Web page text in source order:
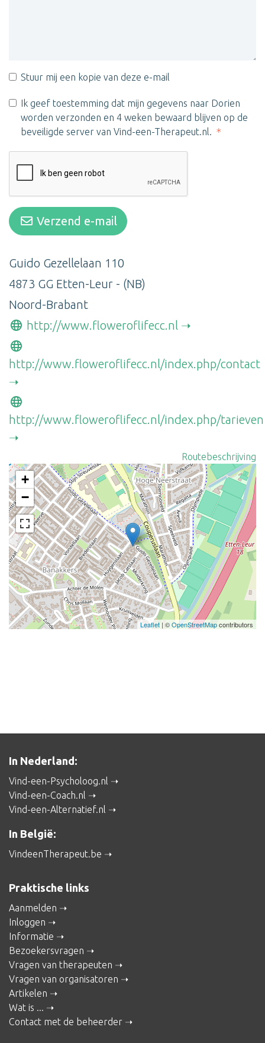
Stuur mij een kopie van deze e-mail
Ik geef toestemming dat mijn gegevens naar Dorien
worden verzonden en 4 weken bewaard blijven op de
beveiligde server van Vind-een-Therapeut.nl.
Verzend e-mail
Guido Gezellelaan 110
4873 GG Etten-Leur - (NB)
Noord-Brabant
http://www.floweroflifecc.nl
http://www.floweroflifecc.nl/index.php/contact
http://www.floweroflifecc.nl/index.php/tarieven
Routebeschrijving
+
−
Leaflet | ©OpenStreetMapcontributors
In Nederland:
Vind-een-Psycholoog.nl
Vind-een-Coach.nl
Vind-een-Alternatief.nl
In België:
VindeenTherapeut.be
Praktische links
Aanmelden
Inloggen
Informatie
Bezoekersvragen
Vragen van therapeuten
Vragen van organisatoren
Artikelen
Wat is ...
Contact met de beheerder